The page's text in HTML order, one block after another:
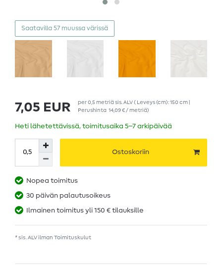
Saatavilla 57 muussa värissä
7,05 EUR per0,5 metriäsis. ALV( Leveys (cm): 150 cm |
Perushinta 14,09 € / metriä)
Heti lähetettävissä, toimitusaika 5–7 arkipäivää
Ostoskoriin
Nopea toimitus
30 päivän palautusoikeus
Ilmainen toimitus yli 150 € tilauksille
* sis. ALV ilman Toimituskulut